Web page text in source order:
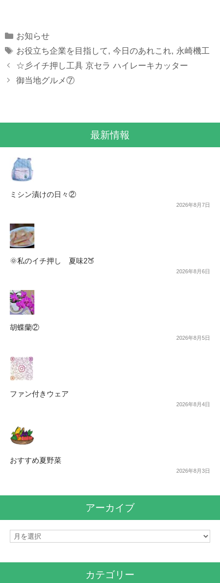
Categories
お知らせ
Tags
お役立ち企業を目指して,今日のあれこれ, 永崎機工
☆彡イチ押し工具 京セラ ハイレーキカッター
御当地グルメ⑦
最新情報
ミシン漬けの日々②
2026年8月7日
🌞私のイチ押し 夏味2🍑
2026年8月6日
胡蝶蘭②
2026年8月5日
ファン付きウェア
2026年8月4日
おすすめ夏野菜
2026年8月3日
アーカイブ
ア
カテゴリー